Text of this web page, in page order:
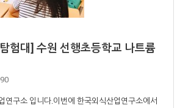
험대] 수원 선행초등학교 나트륨
연구소 입니다.이번에 한국외식산업연구소에서